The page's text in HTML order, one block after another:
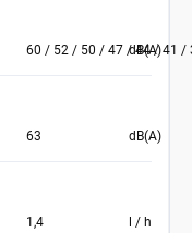
60 / 52 / 50 / 47 / 44 / 41 /
dB(A)
63 dB(A)
1,4 l / h